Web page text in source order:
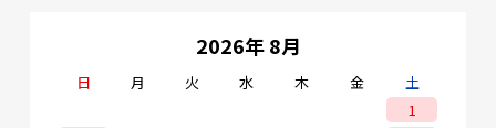
2026年 8月
日 月 火 水 木 金
土
1